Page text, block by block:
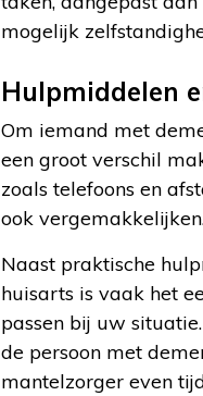
mogelijk
Hulpmiddelen
Om iemand met
een groot verschil
zoals telefoons en
ook
Naast praktische
huisarts is vaak het
passen bij uw
de persoon met
mantelzorger even